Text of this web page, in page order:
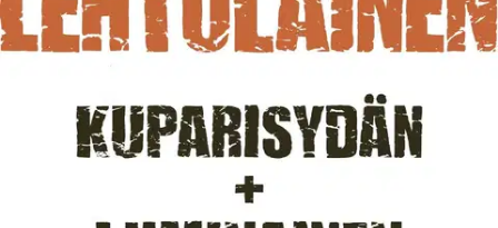
Kallion pohjoiskarjalaiseen lapsuuden kotikaupunkiinsa